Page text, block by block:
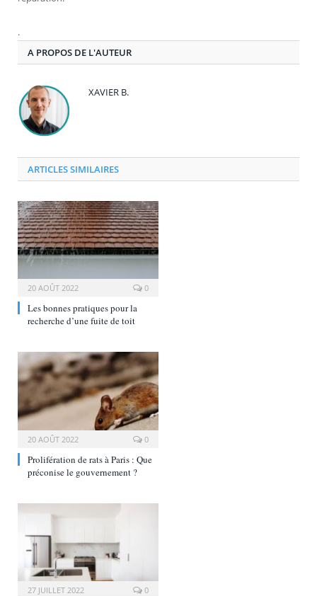
.
A PROPOS DE L'AUTEUR
XAVIER B.
ARTICLES SIMILAIRES
20 AOÛT 2022 0
Les bonnes pratiques pour la
recherche d’une fuite de toit
20 AOÛT 2022 0
Prolifération de rats à Paris : Que
préconise le gouvernement ?
27 JUILLET 2022 0